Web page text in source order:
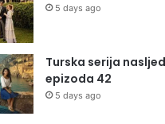
5 days ago
Turska serija
epizoda 42
5 days ago